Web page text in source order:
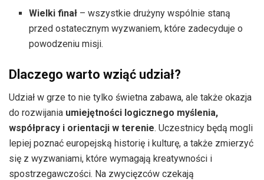
Wielki finał – wszystkie drużyny wspólnie staną
przed ostatecznym wyzwaniem, które zadecyduje o
powodzeniu misji.
Dlaczego warto wziąć udział?
Udział w grze to nie tylko świetna zabawa, ale także okazja
do rozwijania umiejętności logicznego myślenia,
współpracy i orientacji w terenie. Uczestnicy będą mogli
lepiej poznać europejską historię i kulturę, a także zmierzyć
się z wyzwaniami, które wymagają kreatywności i
spostrzegawczości. Na zwycięzców czekają